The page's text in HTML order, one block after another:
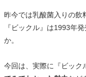
昨今では乳酸菌入りの飲
『ビックル』は1993年
か。
今回は、実際に『ビック